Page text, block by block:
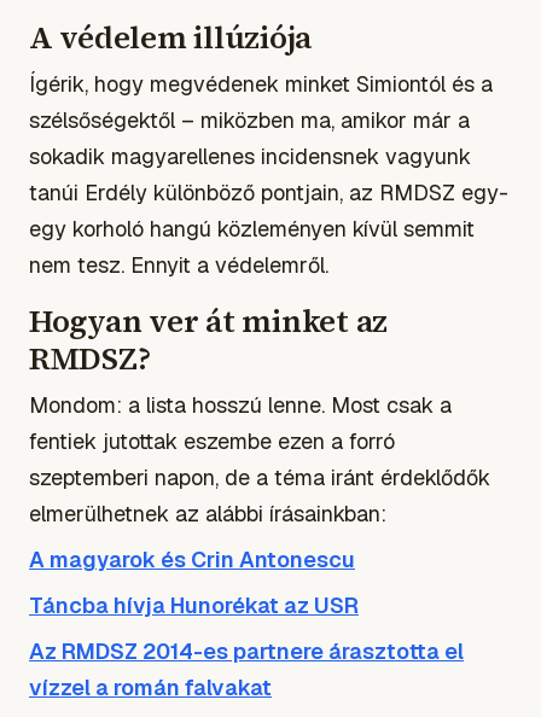
A védelem illúziója
Ígérik, hogy megvédenek minket Simiontól és a
szélsőségektől – miközben ma, amikor már a
sokadik magyarellenes incidensnek vagyunk
tanúi Erdély különböző pontjain, az RMDSZ egy-
egy korholó hangú közleményen kívül semmit
nem tesz. Ennyit a védelemről.
Hogyan ver át minket az
RMDSZ?
Mondom: a lista hosszú lenne. Most csak a
fentiek jutottak eszembe ezen a forró
szeptemberi napon, de a téma iránt érdeklődők
elmerülhetnek az alábbi írásainkban:
A magyarok és Crin Antonescu
Táncba hívja Hunorékat az USR
Az RMDSZ 2014-es partnere árasztotta el
vízzel a román falvakat